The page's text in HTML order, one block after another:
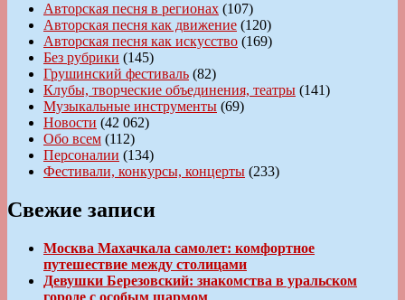
Авторская песня в регионах (107)
Авторская песня как движение (120)
Авторская песня как искусство (169)
Без рубрики (145)
Грушинский фестиваль (82)
Клубы, творческие объединения, театры (141)
Музыкальные инструменты (69)
Новости (42 062)
Обо всем (112)
Персоналии (134)
Фестивали, конкурсы, концерты (233)
Свежие записи
Москва Махачкала самолет: комфортное
путешествие между столицами
Девушки Березовский: знакомства в уральском
городе с особым шармом